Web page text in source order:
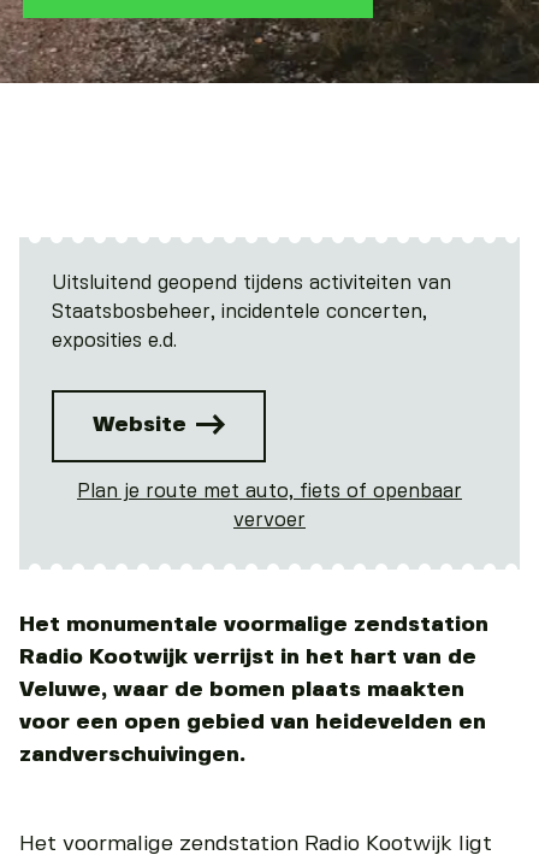
Uitsluitend geopend tijdens activiteiten van
Staatsbosbeheer, incidentele concerten,
exposities e.d.
Website
Plan je route met auto, fiets of openbaar
vervoer
Het monumentale voormalige zendstation
Radio Kootwijk verrijst in het hart van de
Veluwe, waar de bomen plaats maakten
voor een open gebied van heidevelden en
zandverschuivingen.
Het voormalige zendstation Radio Kootwijk ligt